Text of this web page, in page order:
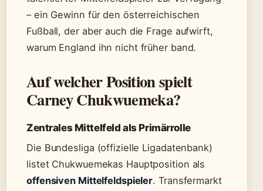
– ein Gewinn für den österreichischen
Fußball, der aber auch die Frage aufwirft,
warum England ihn nicht früher band.
Auf welcher Position spielt
Carney Chukwuemeka?
Zentrales Mittelfeld als Primärrolle
Die Bundesliga (offizielle Ligadatenbank)
listet Chukwuemekas Hauptposition als
offensiven Mittelfeldspieler. Transfermarkt